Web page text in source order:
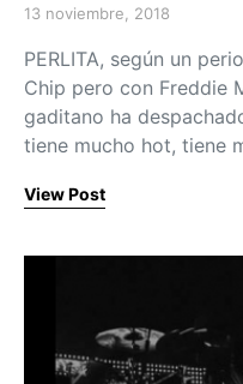
Posted on
13 noviembre, 2018
PERLITA, según un
Chip pero con Freddie
gaditano ha
tiene mucho hot, tiene
View Post